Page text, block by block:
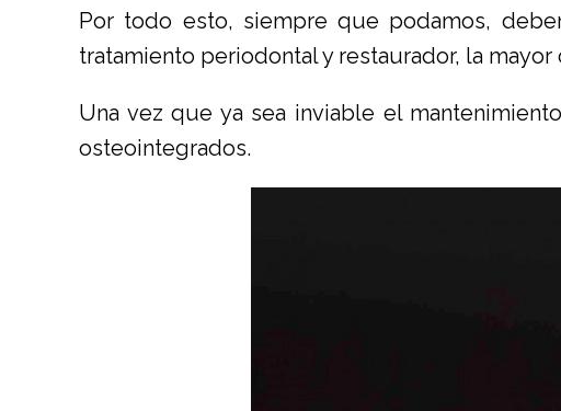
Por todo esto, siempre que podamos,
tratamiento periodontal y restaurador, la
Una vez que ya sea inviable el
osteointegrados.